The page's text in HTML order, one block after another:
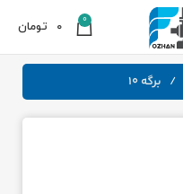
0
0 تومان
برگه 10